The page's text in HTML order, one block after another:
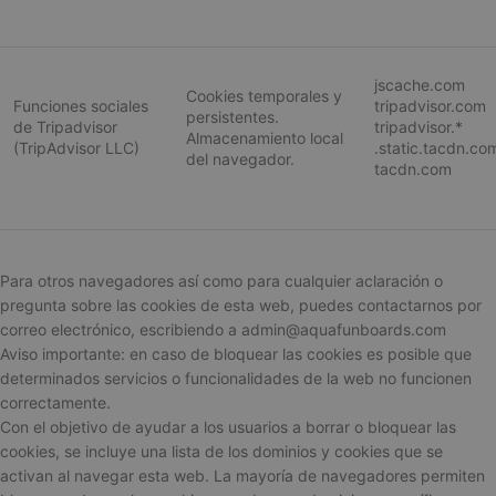
Funciones sociales
de Tripadvisor
(TripAdvisor LLC)
Cookies temporales y
persistentes.
Almacenamiento local
del navegador.
jscache.com
tripadvisor.com
tripadvisor.*
tacdn.com
Para otros navegadores así como para cualquier aclaración o
pregunta sobre las cookies de esta web, puedes contactarnos por
correo electrónico, escribiendo a admin@aquafunboards.com
Aviso importante: en caso de bloquear las cookies es posible que
determinados servicios o funcionalidades de la web no funcionen
correctamente.
Con el objetivo de ayudar a los usuarios a borrar o bloquear las
cookies, se incluye una lista de los dominios y cookies que se
activan al navegar esta web. La mayoría de navegadores permiten
wc_cart_created
wc_cart_hash_[abcdef0123456789]{32}
NAME PROVIDER / DOMAIN EXPIRATION
_ga
Google LLC
.aquafunboards.com
1 año 1 mes
NAME PROVIDER / DOMAIN EXPIRATION
NAME
PROVIDER /
DOMAIN
shop_view
perchs.dk